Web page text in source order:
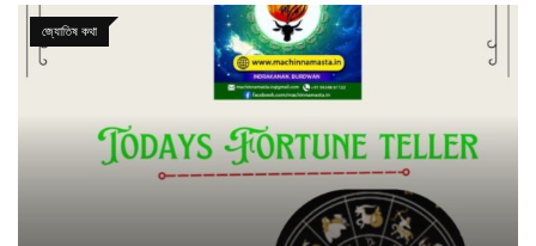
জ্যোতিষ কথা